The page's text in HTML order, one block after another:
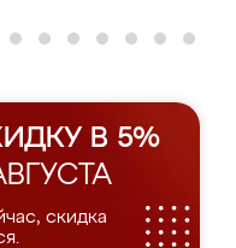
В 5%
скидка